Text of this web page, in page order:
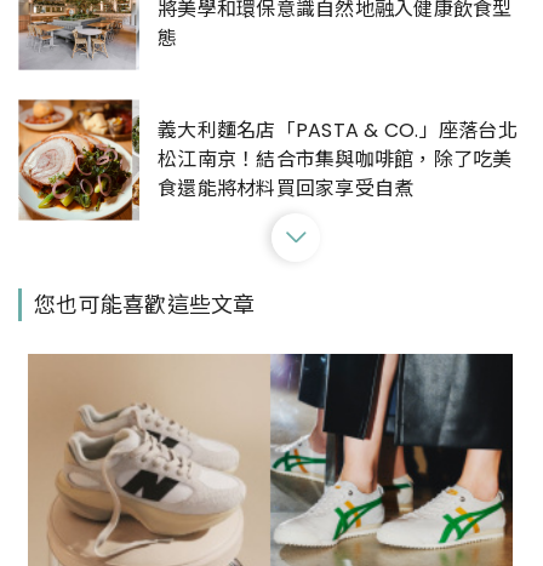
將美學和環保意識自然地融入健康飲食型
態
義大利麵名店「PASTA & CO.」座落台北
松江南京！結合市集與咖啡館，除了吃美
食還能將材料買回家享受自煮
有「鰻料理江戶川」不用飛日本再+1！日
本京都鰻魚專賣海外首店就在台北中山區
台北民生社區精緻法餐「SENS」新開幕！
從品牌識別展現美味內涵，讓好吃的食物
從味覺拓展至五感體驗
您也可能喜歡這些文章